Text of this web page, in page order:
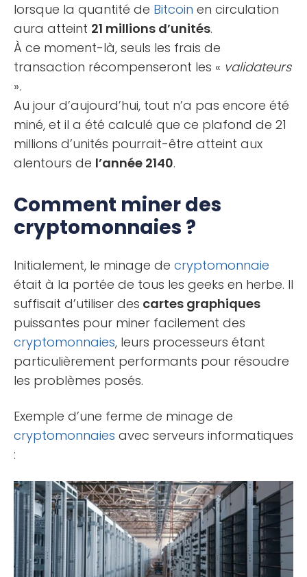
lorsque la quantité de Bitcoin en circulation
aura atteint 21 millions d’unités.
À ce moment-là, seuls les frais de
transaction récompenseront les « validateurs
».
Au jour d’aujourd’hui, tout n’a pas encore été
miné, et il a été calculé que ce plafond de 21
millions d’unités pourrait-être atteint aux
alentours de l’année 2140.
Comment miner des
cryptomonnaies ?
Initialement, le minage de cryptomonnaie
était à la portée de tous les geeks en herbe. Il
suffisait d’utiliser des cartes graphiques
puissantes pour miner facilement des
cryptomonnaies, leurs processeurs étant
particulièrement performants pour résoudre
les problèmes posés.
Exemple d’une ferme de minage de
cryptomonnaies avec serveurs informatiques
: